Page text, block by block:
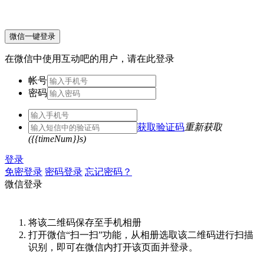
微信一键登录
在微信中使用互动吧的用户，请在此登录
帐号
密码
获取验证码重新获取
({{timeNum}}s)
登录
免密登录 密码登录 忘记密码？
微信登录
将该二维码保存至手机相册
打开微信“扫一扫”功能，从相册选取该二维码进行扫描
识别，即可在微信内打开该页面并登录。